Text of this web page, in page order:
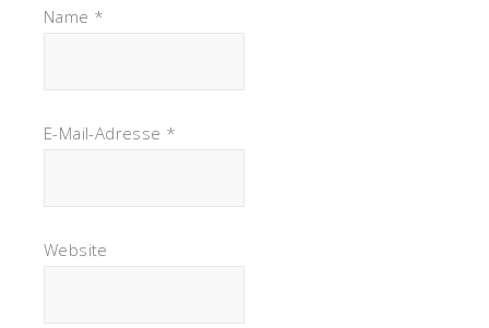
Name *
E-Mail-Adresse *
Website